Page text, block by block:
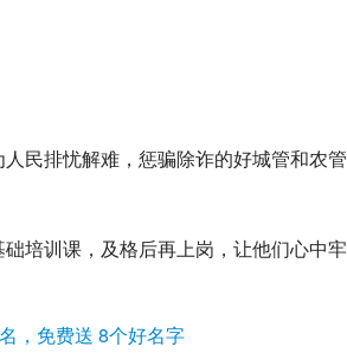
民排忧解难，惩骗除诈的好城管和农
培训课，及格后再上岗，让他们心
，免费送 8个好名字